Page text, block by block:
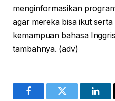
menginformasikan
agar mereka bisa ikut
kemampuan bahasa
tambahnya. (adv)
FacebookTwitter